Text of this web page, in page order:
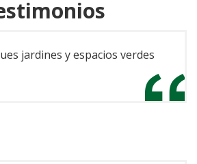
jardines y espacios verdes